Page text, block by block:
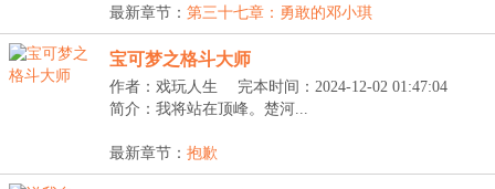
最新章节： 第三十七章：勇敢的邓小琪
宝可梦之格斗大师
作者：戏玩人生
完本时间：2024-12-02 01:47:04
简介：我将站在顶峰。楚河...
最新章节： 抱歉